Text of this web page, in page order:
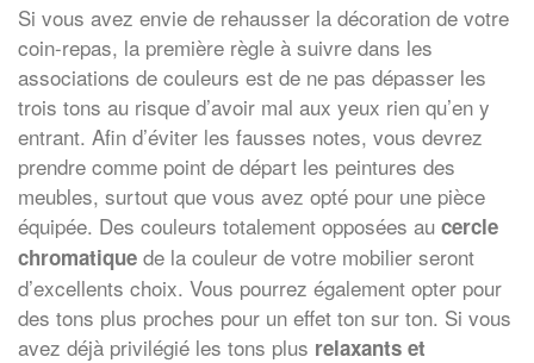
Si vous avez envie de rehausser la décoration de votre
coin-repas, la première règle à suivre dans les
associations de couleurs est de ne pas dépasser les
trois tons au risque d’avoir mal aux yeux rien qu’en y
entrant. Afin d’éviter les fausses notes, vous devrez
prendre comme point de départ les peintures des
meubles, surtout que vous avez opté pour une pièce
équipée. Des couleurs totalement opposées au cercle
chromatique de la couleur de votre mobilier seront
d’excellents choix. Vous pourrez également opter pour
des tons plus proches pour un effet ton sur ton. Si vous
avez déjà privilégié les tons plus relaxants et